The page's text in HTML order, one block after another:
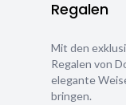
Regalen
Mit den
Regalen von
elegante
bringen.